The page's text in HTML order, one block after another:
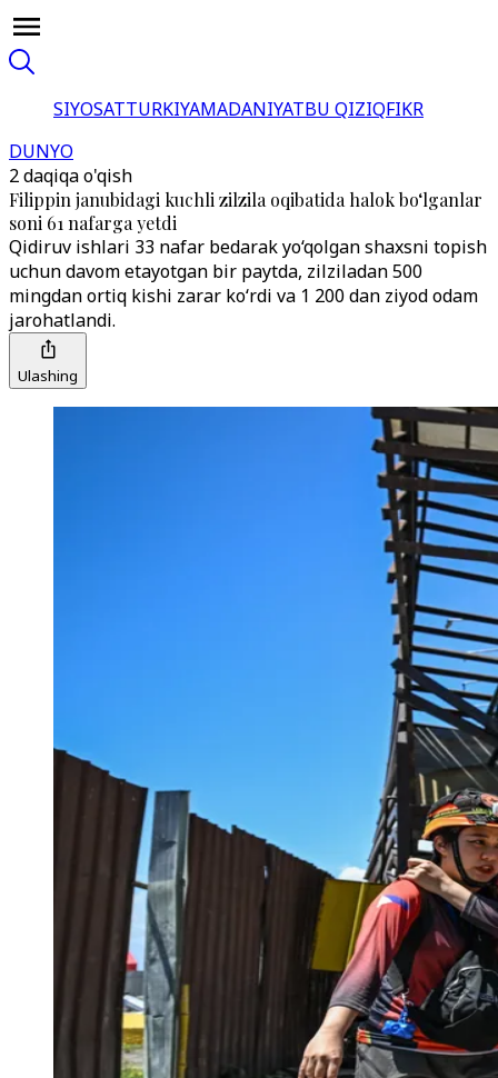
SIYOSATTURKIYAMADANIYATBU QIZIQFIKR
DUNYO
2 daqiqa o'qish
Filippin janubidagi kuchli zilzila oqibatida halok bo‘lganlar
soni 61 nafarga yetdi
Qidiruv ishlari 33 nafar bedarak yo‘qolgan shaxsni topish
uchun davom etayotgan bir paytda, zilziladan 500
mingdan ortiq kishi zarar ko‘rdi va 1 200 dan ziyod odam
jarohatlandi.
Ulashing